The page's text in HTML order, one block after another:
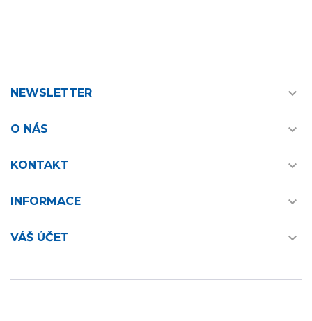
NEWSLETTER 
O NÁS 
KONTAKT 
INFORMACE 
VÁŠ ÚČET 